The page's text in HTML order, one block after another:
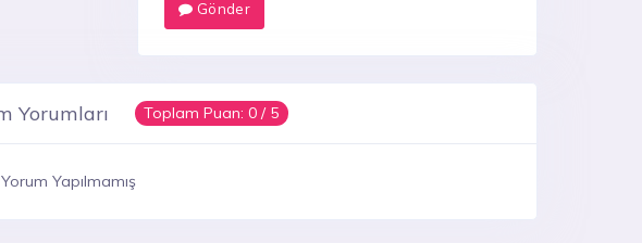
Gönder
Yorumları Toplam Puan:0 / 5
Yapılmamış